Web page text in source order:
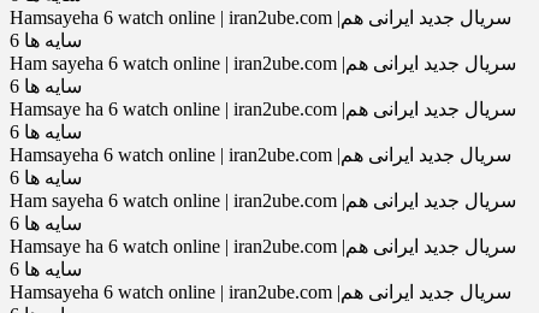
Hamsayeha 6 watch online | iran2ube.com |سریال جدید ایرانی هم
سایه ها 6
Ham sayeha 6 watch online | iran2ube.com |سریال جدید ایرانی هم
سایه ها 6
Hamsaye ha 6 watch online | iran2ube.com |سریال جدید ایرانی هم
سایه ها 6
Hamsayeha 6 watch online | iran2ube.com |سریال جدید ایرانی هم
سایه ها 6
Ham sayeha 6 watch online | iran2ube.com |سریال جدید ایرانی هم
سایه ها 6
Hamsaye ha 6 watch online | iran2ube.com |سریال جدید ایرانی هم
سایه ها 6
Hamsayeha 6 watch online | iran2ube.com |سریال جدید ایرانی هم